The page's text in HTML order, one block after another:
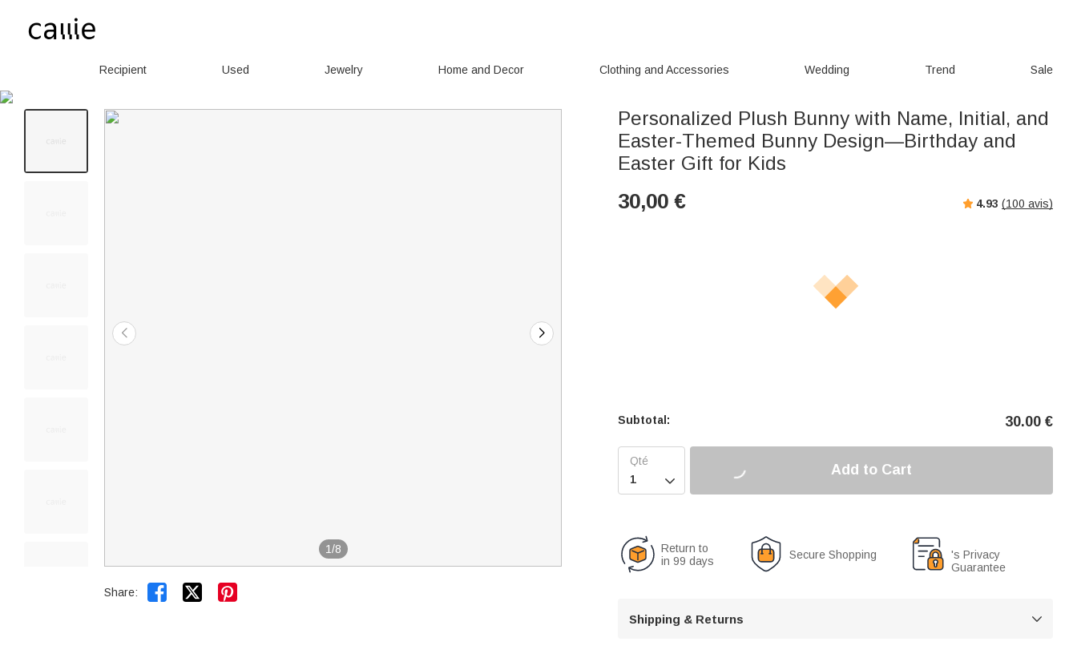
Recipient Used Jewelry Home and Decor Clothing and Accessories Wedding Trend Sale
1/8
Share:  
Personalized Plush Bunny with Name, Initial, and
Easter-Themed Bunny Design—Birthday and
Easter Gift for Kids
30,00 € 4.93 (100 avis)
Subtotal: 30.00 €

Add to Cart
Return to
in 99 days
Secure Shopping
's Privacy
Guarantee
Shipping & Returns 